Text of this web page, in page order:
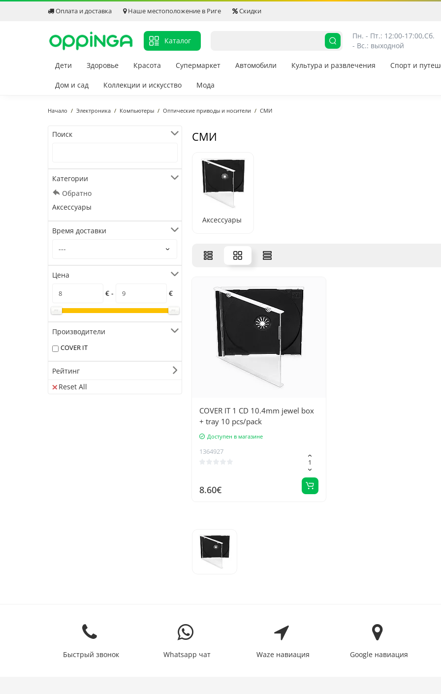
Оплата и доставка Наше местоположение в Риге Скидки
Каталог
Пн. - Пт.: 12:00-17:00,Сб.
- Вс.: выходной
Дети Здоровье Красота Супермаркет Автомобили Культура и развлечения Спорт и
Дом и сад Коллекции и искусство Мода
Начало Электроника Компьютеры Оптические приводы и носители СМИ
Поиск
Категории
Обратно
Аксессуары
Время доставки
Цена
€ -
€
Производители
COVER IT
Рейтинг
Reset All
СМИ
Аксессуары
COVER IT 1 CD 10.4mm jewel box
+ tray 10 pcs/pack
Доступен в магазине
1364927
8.60€
Быстрый звонок Whatsapp чат Waze навиация Google навиация